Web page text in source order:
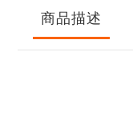
商品描述